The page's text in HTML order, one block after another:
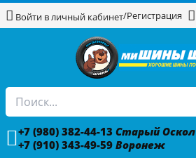
Войти в личный кабинет/Регистрация
+7 (980) 382-44-13 Старый Оскол
+7 (910) 343-49-59 Воронеж